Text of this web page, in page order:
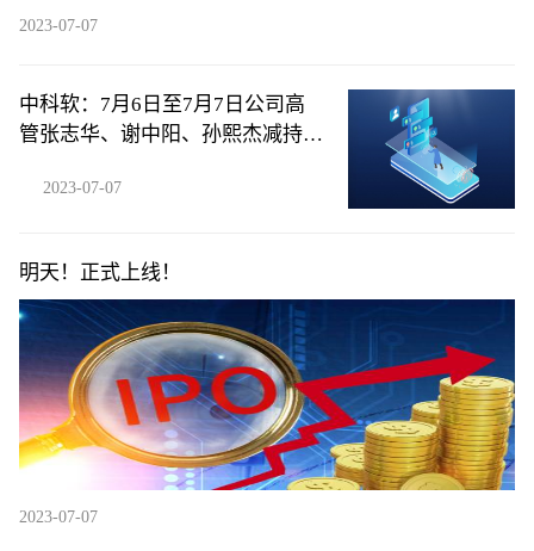
2023-07-07
中科软：7月6日至7月7日公司高
管张志华、谢中阳、孙熙杰减持公
2023-07-07
明天！正式上线！
2023-07-07